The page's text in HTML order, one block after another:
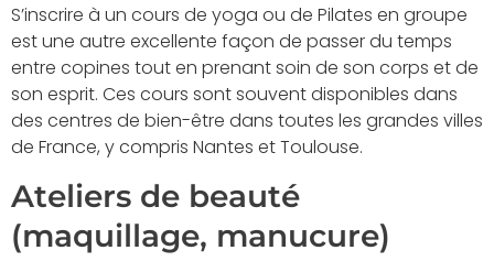
S’inscrire à un cours de yoga ou de Pilates en groupe
est une autre excellente façon de passer du temps
entre copines tout en prenant soin de son corps et de
son esprit. Ces cours sont souvent disponibles dans
des centres de bien-être dans toutes les grandes villes
de France, y compris Nantes et Toulouse.
Ateliers de beauté
(maquillage, manucure)